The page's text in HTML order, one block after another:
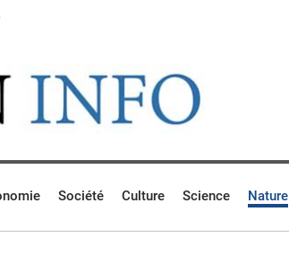
Société Culture Science Nature